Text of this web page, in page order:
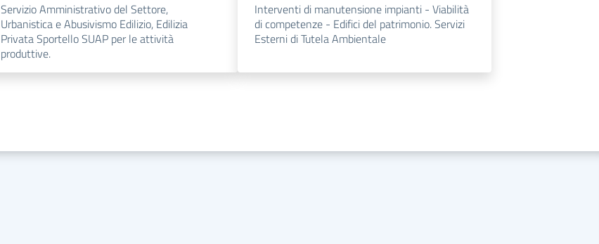
Servizio Amministrativo del Settore,
Urbanistica e Abusivismo Edilizio, Edilizia
Privata Sportello SUAP per le attività
produttive.
Interventi di manutensione impianti - Viabilità
di competenze - Edifici del patrimonio. Servizi
Esterni di Tutela Ambientale